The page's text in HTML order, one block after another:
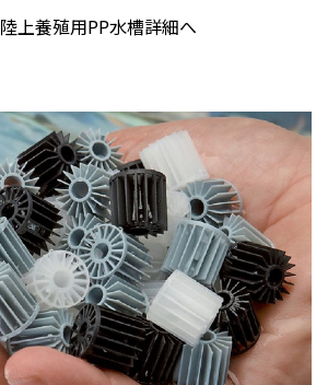
陸上養殖用PP水槽詳細へ